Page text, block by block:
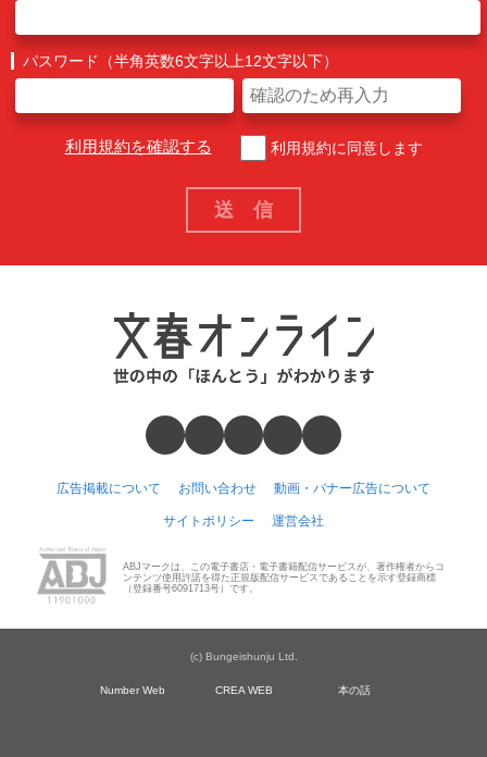
パスワード（半角英数6文字以上12文字以下）
利用規約を確認する 利用規約に同意します
広告掲載について お問い合わせ 動画・バナー広告について
サイトポリシー 運営会社
ABJマークは、この電子書店・電子書籍配信サービスが、著作権者からコ
ンテンツ使用許諾を得た正規版配信サービスであることを示す登録商標
（登録番号6091713号）です。
(c) Bungeishunju Ltd.
Number Web CREA WEB 本の話